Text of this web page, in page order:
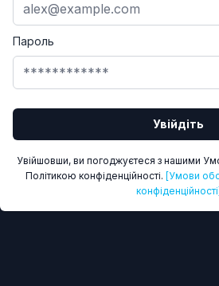
Пароль
Увійдіть
Увійшовши, ви погоджуєтеся з нашими
Політикою конфіденційності. [Умови